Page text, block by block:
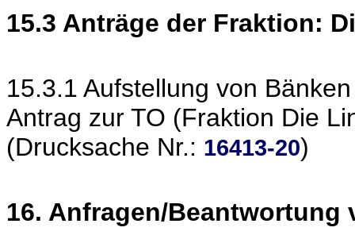
15.3 Anträge der Fraktion:
15.3.1 Aufstellung von
Antrag zur TO (Fraktion Die
(Drucksache Nr.: 16413-20)
16. Anfragen/Beantwortung